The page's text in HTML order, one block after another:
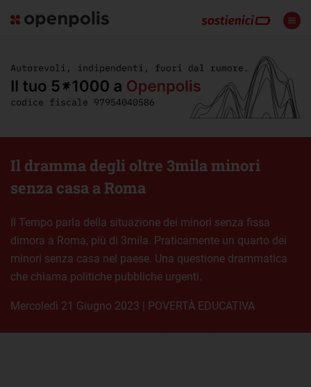
Il dramma degli oltre 3mila minori
senza casa a Roma
Il Tempo parla della situazione dei minori senza fissa
dimora a Roma, più di 3mila. Praticamente un quarto dei
minori senza casa nel paese. Una questione drammatica
che chiama politiche pubbliche urgenti.
mercoledì 21 Giugno 2023 | POVERTÀ EDUCATIVA